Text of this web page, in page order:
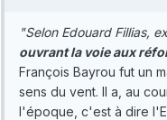
"Selon Edouard Fillias,
ouvrant la voie aux
François Bayrou fut un
sens du vent. Il a, au
l'époque, c'est à dire